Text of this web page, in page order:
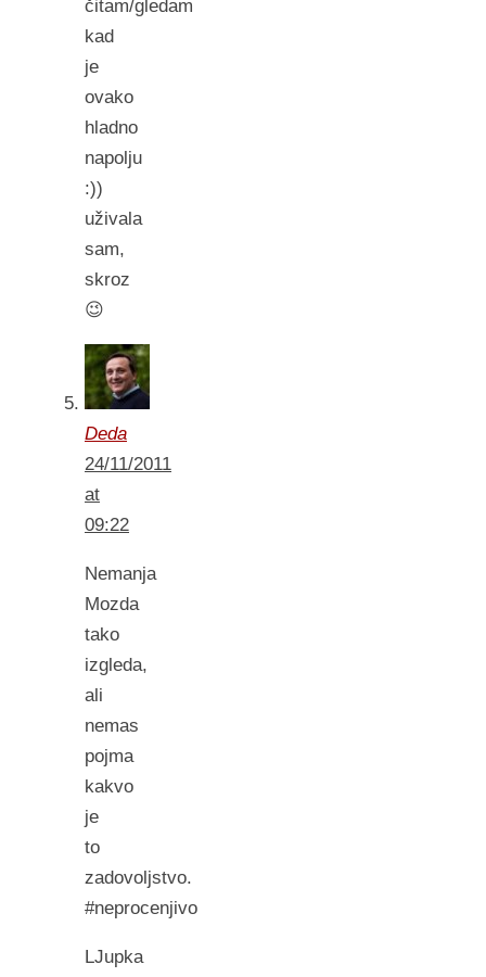
čitam/gledam
kad
je
ovako
hladno
napolju
:))
uživala
sam,
skroz
😉
Deda
24/11/2011
at
09:22
Nemanja
Mozda
tako
izgleda,
ali
nemas
pojma
kakvo
je
to
zadovoljstvo.
#neprocenjivo
LJupka